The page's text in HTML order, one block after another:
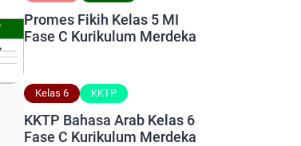
Promes Fikih Kelas 5 MI
Fase C Kurikulum Merdeka
Kelas 6 KKTP
KKTP Bahasa Arab Kelas 6
Fase C Kurikulum Merdeka